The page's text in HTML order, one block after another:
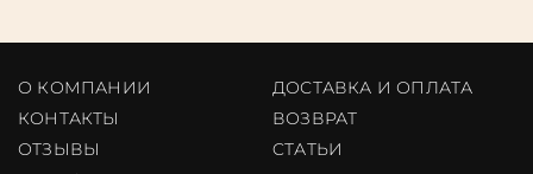
О КОМПАНИИ
ДОСТАВКА И ОПЛАТА
КОНТАКТЫ
ВОЗВРАТ
ОТЗЫВЫ
CТАТЬИ